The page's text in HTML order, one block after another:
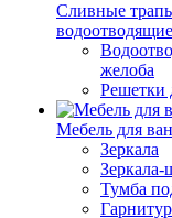
Cливные
желоба
Решетки
Мебель для
Зеркала
Тумба